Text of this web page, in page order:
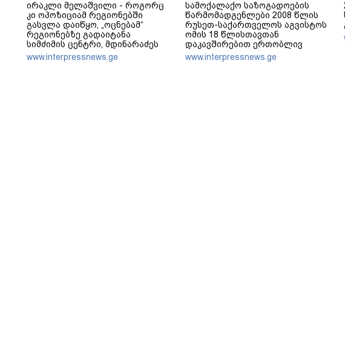
ირაკლი მელაშვილი - როგორც
კი ოპოზიციამ რეგიონებში
გასვლა დაიწყო, „ოცნებამ“
რეგიონებზე გადაიტანა
სიმძიმის ცენტრი, მდინარაძეს
პოლიტიკური ფუნქცია ექნება:
არჩევნებისთვის მოამზადოს
www.interpressnews.ge
სამოქალაქო საზოგადოების
წარმომადგენლები 2008 წლის
რუსეთ-საქართველოს აგვისტოს
ომის 18 წლისთავთან
დაკავშირებით ერთობლივ
განცხადებას ავრცელებენ
www.interpressnews.ge